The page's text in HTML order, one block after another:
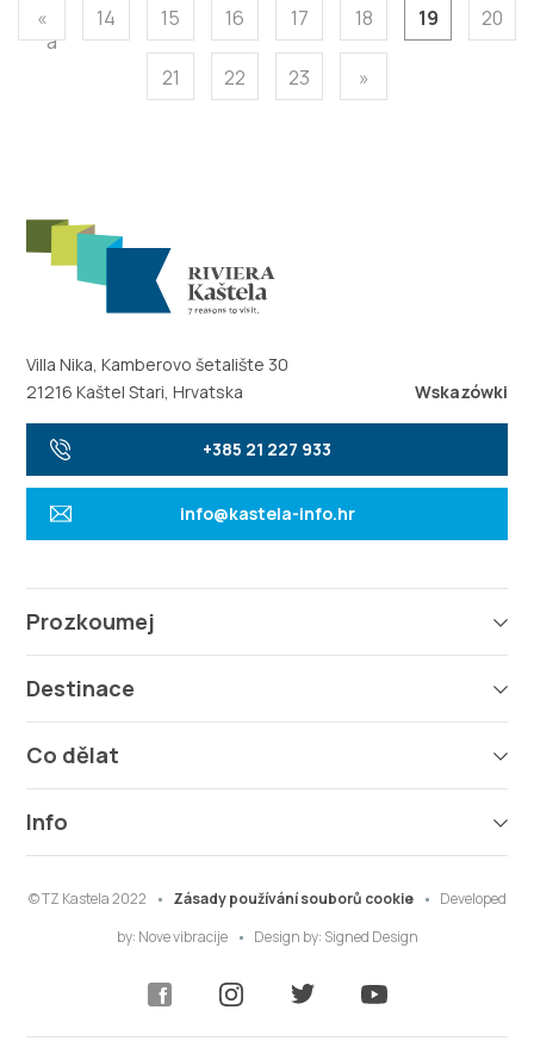
« 14 15 16 17 18 19 20
21 22 23 »
Villa Nika, Kamberovo šetalište 30
21216 Kaštel Stari, Hrvatska
Wskazówki
+385 21 227 933
info@kastela-info.hr
Prozkoumej
Destinace
Co dělat
Info
© TZ Kastela 2022 Zásady používání souborů cookie
Developed
by: Nove vibracije Design by: Signed Design